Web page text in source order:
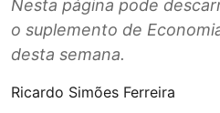
Nesta página pode
o suplemento de
desta semana.
Ricardo Simões Ferreira